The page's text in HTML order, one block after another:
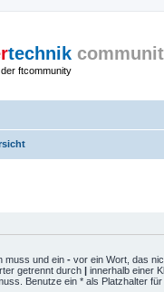
technik
ftcommunity
muss und ein - vor ein Wort, das
getrennt durch | innerhalb einer
Benutze ein * als Platzhalter für